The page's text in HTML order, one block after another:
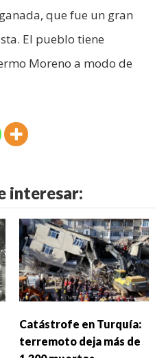
que fue un gran
El pueblo tiene
Moreno a modo de
interesar:
Catástrofe en Turquía:
terremoto deja más de